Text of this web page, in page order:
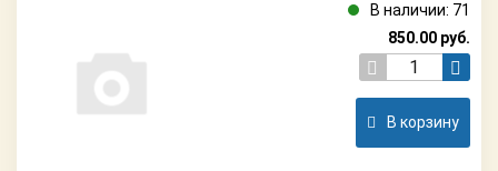
В наличии: 71
850.00руб.
В корзину